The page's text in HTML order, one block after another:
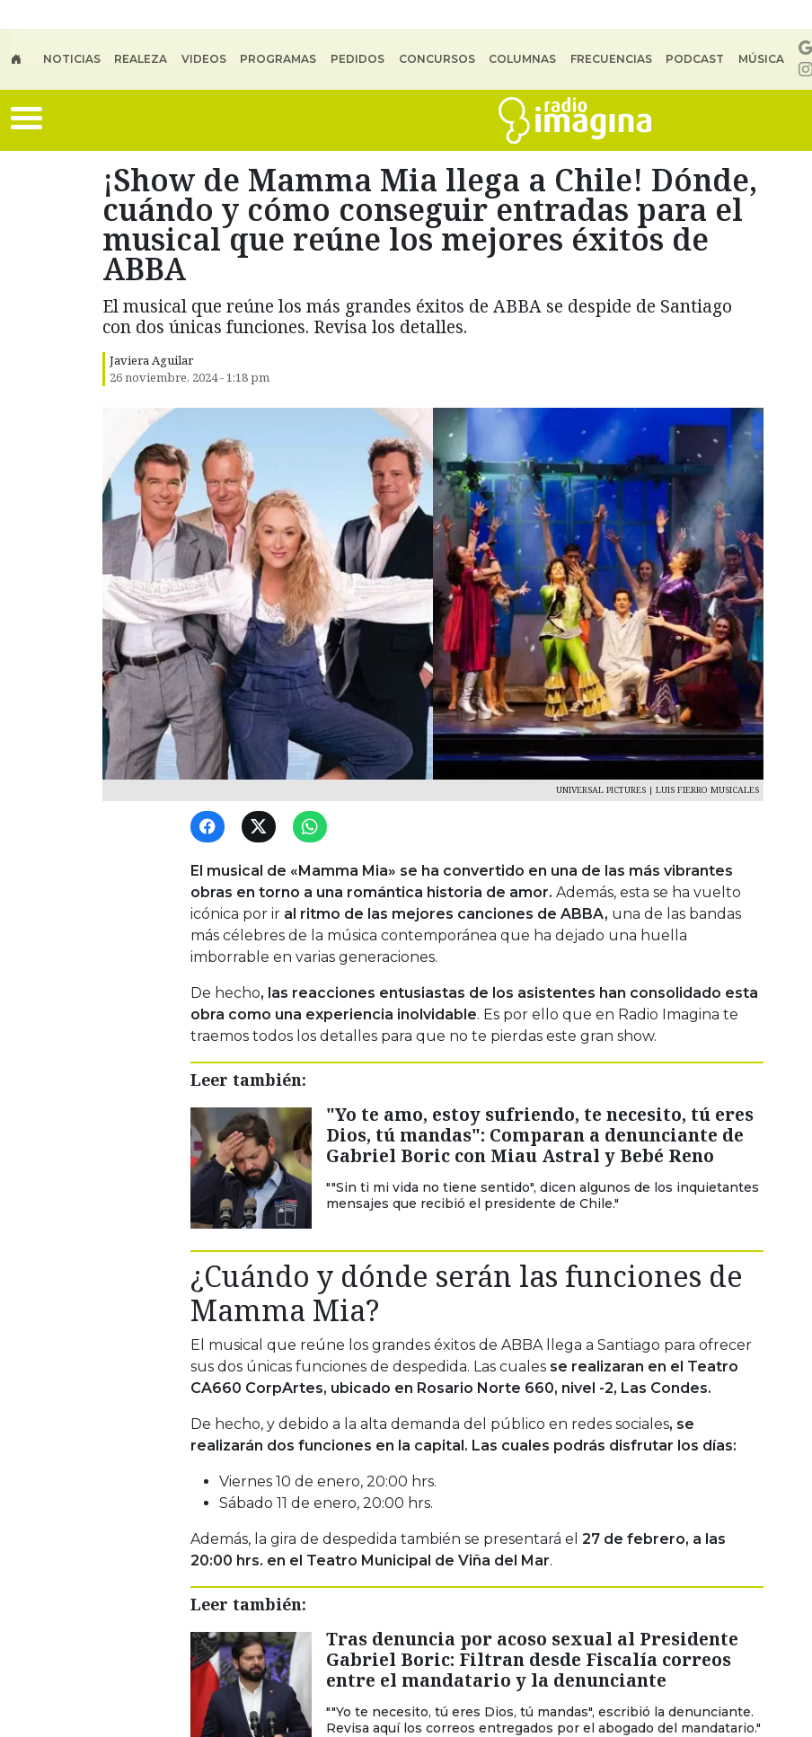
NOTICIAS REALEZA VIDEOS PROGRAMAS PEDIDOS CONCURSOS COLUMNAS FRECUENCIAS PODCAST MÚSICA
¡Show de Mamma Mia llega a Chile! Dónde,
cuándo y cómo conseguir entradas para el
musical que reúne los mejores éxitos de
ABBA
El musical que reúne los más grandes éxitos de ABBA se despide de Santiago
con dos únicas funciones. Revisa los detalles.
Javiera Aguilar
26 noviembre, 2024 - 1:18 pm
UNIVERSAL PICTURES | LUIS FIERRO MUSICALES
El musical de «Mamma Mia» se ha convertido en una de las más vibrantes
obras en torno a una romántica historia de amor. Además, esta se ha vuelto
icónica por ir al ritmo de las mejores canciones de ABBA, una de las bandas
más célebres de la música contemporánea que ha dejado una huella
imborrable en varias generaciones.
De hecho, las reacciones entusiastas de los asistentes han consolidado esta
obra como una experiencia inolvidable. Es por ello que en Radio Imagina te
traemos todos los detalles para que no te pierdas este gran show.
Leer también:
"Yo te amo, estoy sufriendo, te necesito, tú eres
Dios, tú mandas": Comparan a denunciante de
Gabriel Boric con Miau Astral y Bebé Reno
""Sin ti mi vida no tiene sentido", dicen algunos de los inquietantes
mensajes que recibió el presidente de Chile."
¿Cuándo y dónde serán las funciones de
Mamma Mia?
El musical que reúne los grandes éxitos de ABBA llega a Santiago para ofrecer
sus dos únicas funciones de despedida. Las cuales se realizaran en el Teatro
CA660 CorpArtes, ubicado en Rosario Norte 660, nivel -2, Las Condes.
De hecho, y debido a la alta demanda del público en redes sociales, se
realizarán dos funciones en la capital. Las cuales podrás disfrutar los días:
Viernes 10 de enero, 20:00 hrs.
Sábado 11 de enero, 20:00 hrs.
Además, la gira de despedida también se presentará el 27 de febrero, a las
20:00 hrs. en el Teatro Municipal de Viña del Mar.
Leer también:
Tras denuncia por acoso sexual al Presidente
Gabriel Boric: Filtran desde Fiscalía correos
entre el mandatario y la denunciante
""Yo te necesito, tú eres Dios, tú mandas", escribió la denunciante.
Revisa aquí los correos entregados por el abogado del mandatario."